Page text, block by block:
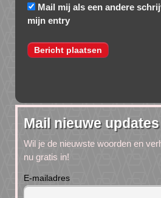
Mail mij als een andere
mijn entry
Mail nieuwe updates
Wil je de nieuwste woorden en
nu gratis in!
E-mailadres